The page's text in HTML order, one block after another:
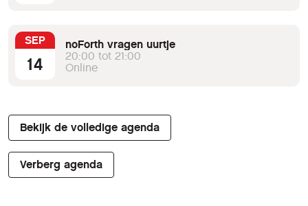
SEP
14
noForth vragen uurtje
20:00 tot 21:00
Online
Bekijk de volledige agenda
Verberg agenda